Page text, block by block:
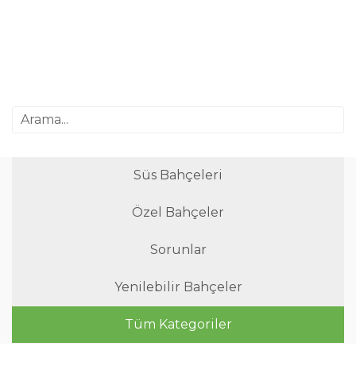
Süs Bahçeleri
Özel Bahçeler
Sorunlar
Yenilebilir Bahçeler
Tüm Kategoriler